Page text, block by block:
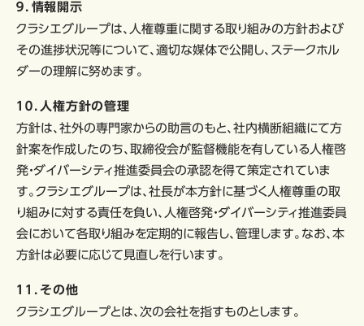
９．情報開示
クラシエグループは、人権尊重に関する取り組みの方針および
その進捗状況等について、適切な媒体で公開し、ステークホル
ダーの理解に努めます。
１０．人権方針の管理
方針は、社外の専門家からの助言のもと、社内横断組織にて方
針案を作成したのち、取締役会が監督機能を有している人権啓
発・ダイバーシティ推進委員会の承認を得て策定されていま
す。クラシエグループは、社長が本方針に基づく人権尊重の取
り組みに対する責任を負い、人権啓発・ダイバーシティ推進委員
会において各取り組みを定期的に報告し、管理します。なお、本
方針は必要に応じて見直しを行います。
１１．その他
クラシエグループとは、次の会社を指すものとします。